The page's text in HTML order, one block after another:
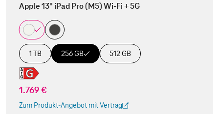
Apple 13" iPad Pro (M5) Wi-Fi + 5G
1 TB 256 GB 512 GB
1.769 €
Zum Produkt-Angebot mit Vertrag
(Der Link wird in einem neuen Tab geöffnet)